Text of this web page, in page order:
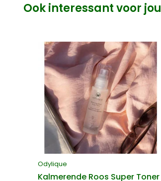
Ook interessant voor jou
Odylique
Kalmerende Roos Super Toner